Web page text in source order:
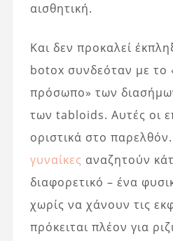
αισθητική.
Και δεν προκαλεί
botox συνδεόταν με το
πρόσωπο» των
των tabloids. Αυτές οι
οριστικά στο
γυναίκες αναζητούν
διαφορετικό – ένα
χωρίς να χάνουν τις
πρόκειται πλέον για